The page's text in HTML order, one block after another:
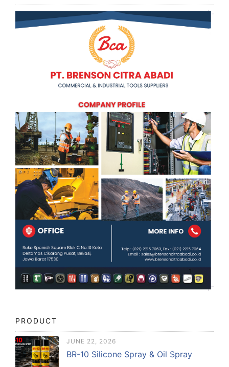
PRODUCT
JUNE 22, 2026
BR-10 Silicone Spray & Oil Spray